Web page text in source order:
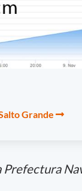
Grande
Prefectura